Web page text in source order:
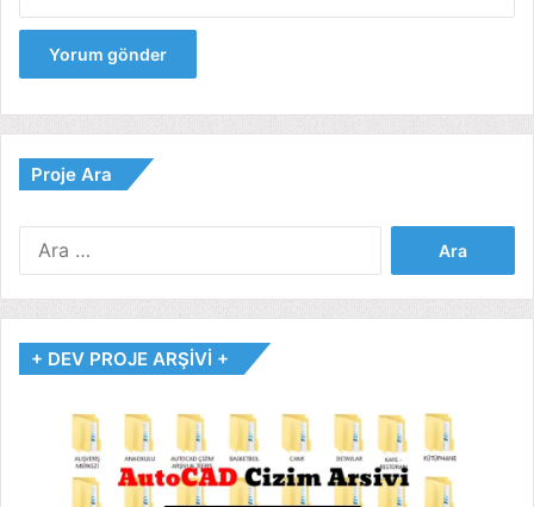
Proje Ara
+ DEV PROJE ARŞİVİ +